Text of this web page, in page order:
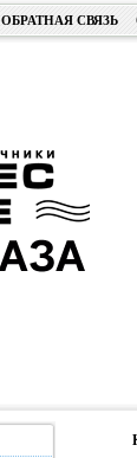
ОБРАТНАЯ СВЯЗЬ